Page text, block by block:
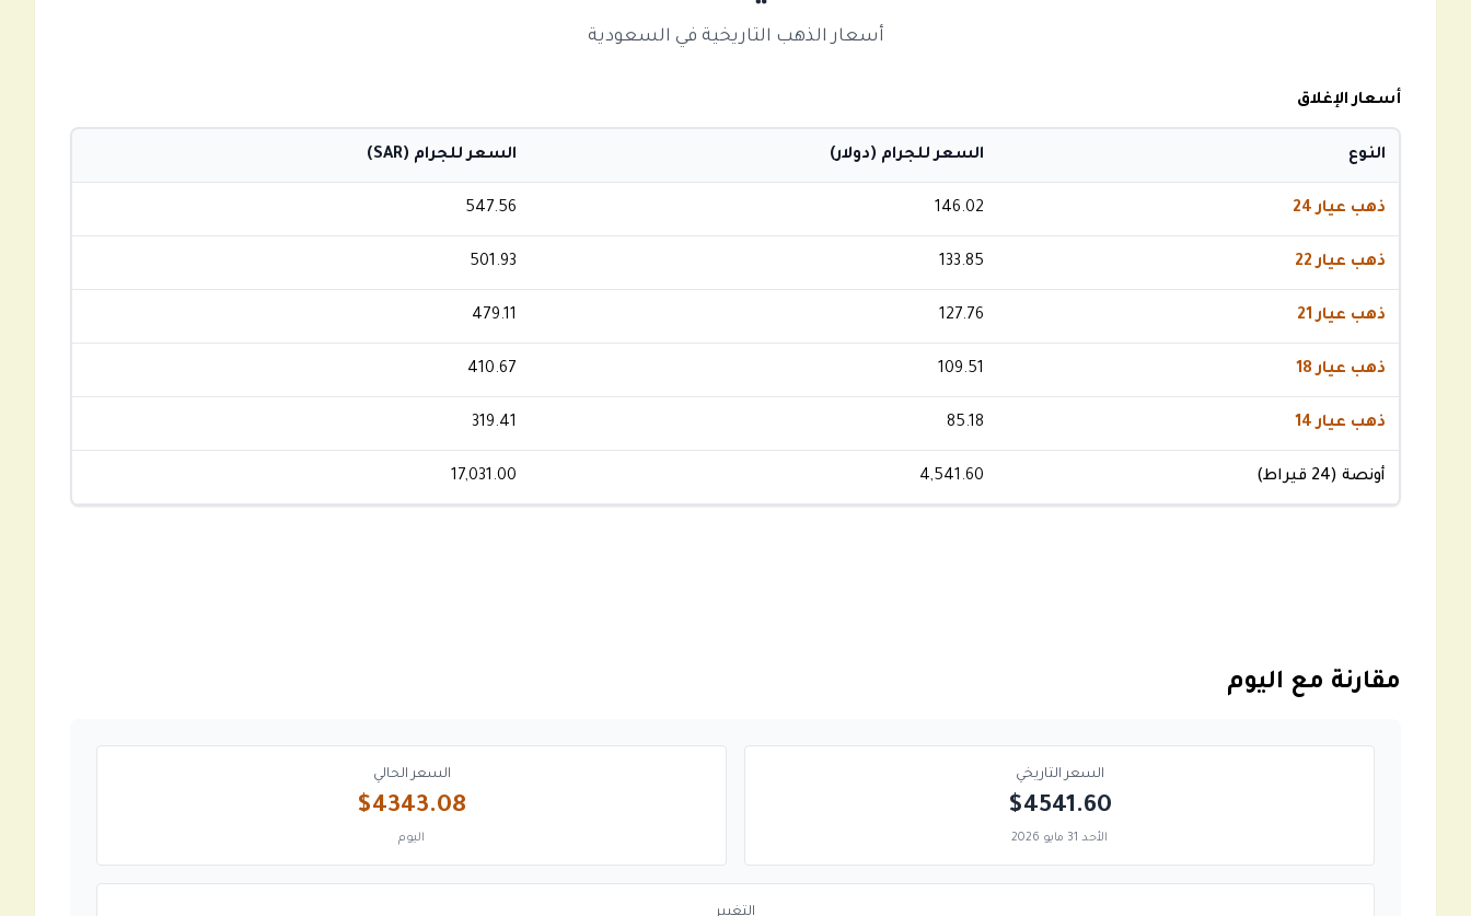
أسعار الذهب التاريخية في السعودية
أسعار الإغلاق
النوع السعر للجرام (دولار) السعر للجرام (SAR)
ذهب عيار 24 146.02
547.56
ذهب عيار 22 133.85
501.93
ذهب عيار 21 127.76
479.11
ذهب عيار 18 109.51
410.67
ذهب عيار 14 85.18
319.41
أونصة (24 قيراط) 4,541.60
17,031.00
مقارنة مع اليوم
السعر التاريخي
$4541.60
الأحد 31 مايو 2026
السعر الحالي
$4343.08
اليوم
التغيير